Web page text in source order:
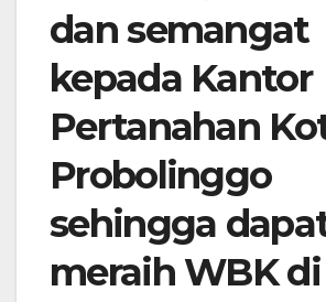
dan semangat
kepada Kantor
Pertanahan
Probolinggo
sehingga
meraih WBK